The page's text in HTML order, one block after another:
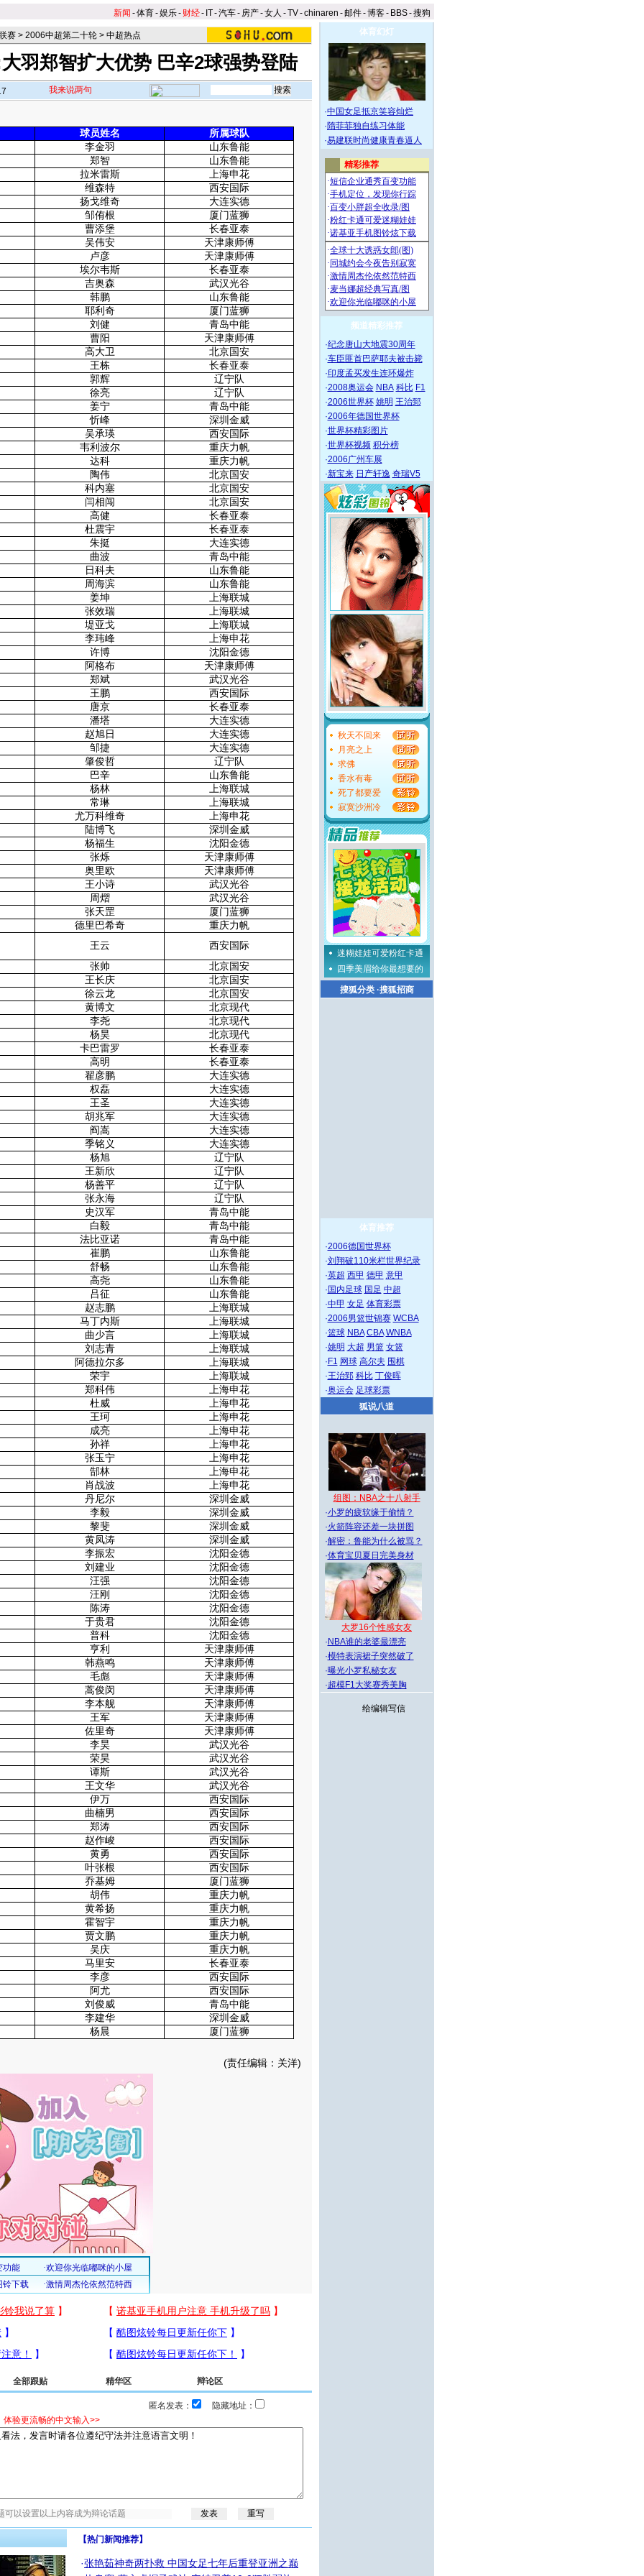
新闻 -体育-娱乐- 财经- IT-汽车- 房产-女人 -TV-chinaren -邮件-博客- BBS-搜狗
赛 > 2006中超第二十轮 > 中超热点
羽郑智扩大优势 巴辛2球强势登陆
我来说两句
球员姓名
所属球队
李金羽
山东鲁能
郑智
山东鲁能
拉米雷斯
上海申花
维森特
西安国际
扬戈维奇
大连实德
邹侑根
厦门蓝狮
曹添堡
长春亚泰
吴伟安
天津康师傅
卢彦
天津康师傅
埃尔韦斯
长春亚泰
吉奥森
武汉光谷
韩鹏
山东鲁能
耶利奇
厦门蓝狮
刘健
青岛中能
曹阳
天津康师傅
高大卫
北京国安
王栋
长春亚泰
郭辉
辽宁队
徐亮
辽宁队
姜宁
青岛中能
忻峰
深圳金威
吴承瑛
西安国际
韦利波尔
重庆力帆
达科
重庆力帆
陶伟
北京国安
科内塞
北京国安
闫相闯
北京国安
高健
长春亚泰
杜震宇
长春亚泰
朱挺
大连实德
曲波
青岛中能
日科夫
山东鲁能
周海滨
山东鲁能
姜坤
上海联城
张效瑞
上海联城
堤亚戈
上海联城
李玮峰
上海申花
许博
沈阳金德
阿格布
天津康师傅
郑斌
武汉光谷
王鹏
西安国际
唐京
长春亚泰
潘塔
大连实德
赵旭日
大连实德
邹捷
大连实德
肇俊哲
辽宁队
巴辛
山东鲁能
杨林
上海联城
常琳
上海联城
尤万科维奇
上海申花
陆博飞
深圳金威
杨福生
沈阳金德
张烁
天津康师傅
奥里欧
天津康师傅
王小诗
武汉光谷
周熠
武汉光谷
张天罡
厦门蓝狮
德里巴希奇
重庆力帆
王云
西安国际
张帅
北京国安
王长庆
北京国安
徐云龙
北京国安
黄博文
北京现代
李尧
北京现代
杨昊
北京现代
卡巴雷罗
长春亚泰
高明
长春亚泰
翟彦鹏
大连实德
权磊
大连实德
王圣
大连实德
胡兆军
大连实德
阎嵩
大连实德
季铭义
大连实德
杨旭
辽宁队
王新欣
辽宁队
杨善平
辽宁队
张永海
辽宁队
史汉军
青岛中能
白毅
青岛中能
法比亚诺
青岛中能
崔鹏
山东鲁能
舒畅
山东鲁能
高尧
山东鲁能
吕征
山东鲁能
赵志鹏
上海联城
马丁内斯
上海联城
曲少言
上海联城
刘志青
上海联城
阿德拉尔多
上海联城
荣宇
上海联城
郑科伟
上海申花
杜威
上海申花
王珂
上海申花
成亮
上海申花
孙祥
上海申花
张玉宁
上海申花
郜林
上海申花
肖战波
上海申花
丹尼尔
深圳金威
李毅
深圳金威
黎斐
深圳金威
黄凤涛
深圳金威
李振宏
沈阳金德
刘建业
沈阳金德
汪强
沈阳金德
汪刚
沈阳金德
陈涛
沈阳金德
于贵君
沈阳金德
普科
沈阳金德
亨利
天津康师傅
韩燕鸣
天津康师傅
毛彪
天津康师傅
蒿俊闵
天津康师傅
李本舰
天津康师傅
王军
天津康师傅
佐里奇
天津康师傅
李昊
武汉光谷
荣昊
武汉光谷
谭斯
武汉光谷
王文华
武汉光谷
伊万
西安国际
曲楠男
西安国际
郑涛
西安国际
赵作峻
西安国际
黄勇
西安国际
叶张根
西安国际
乔基姆
厦门蓝狮
胡伟
重庆力帆
黄希扬
重庆力帆
霍智宇
重庆力帆
贾文鹏
重庆力帆
吴庆
重庆力帆
马里安
长春亚泰
李彦
西安国际
阿尤
西安国际
刘俊威
青岛中能
李建华
深圳金威
杨晨
厦门蓝狮
(责任编辑：关洋)
全部跟贴 精华区 辩论区
匿名发表：
隐藏地址：
验更流畅的中文输入>>
【热门新闻推荐】
·张艳茹神奇两扑救 中国女足七年后重登亚洲之巅
体育幻灯
·中国女足抵京笑容灿烂
·隋菲菲独自练习体能
·易建联时尚健康青春逼人
频道精彩推荐
·纪念唐山大地震30周年
·车臣匪首巴萨耶夫被击毙
·印度孟买发生连环爆炸
·2008奥运会 NBA 科比 F1
·2006世界杯 姚明 王治郅
·2006年德国世界杯
·世界杯精彩图片
·世界杯视频 积分榜
·2006广州车展
·新宝来 日产轩逸 奇瑞V5
秋天不回来
月亮之上
求佛
香水有毒
死了都要爱
寂寞沙洲冷
迷糊娃娃可爱粉红卡通
四季美眉给你最想要的
搜狐分类·搜狐招商
体育推荐
·2006德国世界杯
·刘翔破110米栏世界纪录
·英超 西甲 德甲 意甲
· 国内足球 国足 中超
·中甲 女足 体育彩票
·2006男篮世锦赛 WCBA
·篮球 NBA CBA WNBA
·姚明 大超 男篮 女篮
· F1 网球 高尔夫 围棋
·王治郅 科比 丁俊晖
·奥运会 足球彩票
狐说八道
组图：NBA之十八射手
·小罗的疲软缘于偷情？
·火箭阵容还差一块拼图
·解密：鲁能为什么被骂？
·体育宝贝夏日完美身材
大罗16个性感女友
· NBA谁的老婆最漂亮
·模特表演裙子突然破了
·曝光小罗私秘女友
·超模F1大奖赛秀美胸
给编辑写信